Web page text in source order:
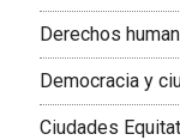
Derechos
Democracia y
Ciudades